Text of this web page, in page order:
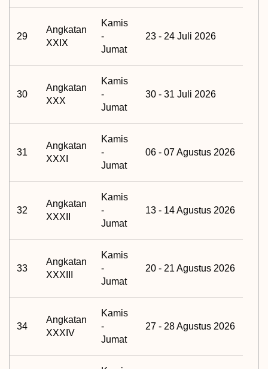
29
Angkatan
XXIX
Kamis
-
Jumat
23 - 24 Juli 2026
30
Angkatan
XXX
Kamis
-
Jumat
30 - 31 Juli 2026
31
Angkatan
XXXI
Kamis
-
Jumat
06 - 07 Agustus 2026
32
Angkatan
XXXII
Kamis
-
Jumat
13 - 14 Agustus 2026
33
Angkatan
XXXIII
Kamis
-
Jumat
20 - 21 Agustus 2026
34
Angkatan
XXXIV
Kamis
-
Jumat
27 - 28 Agustus 2026